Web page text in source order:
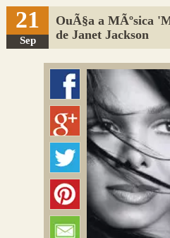
Sugerir Link
Adicionar Blog
Colmeia Exchange
Perguntas Frequentes
21
Sep
OuÃ§a a MÃºsica
de Janet Jackson